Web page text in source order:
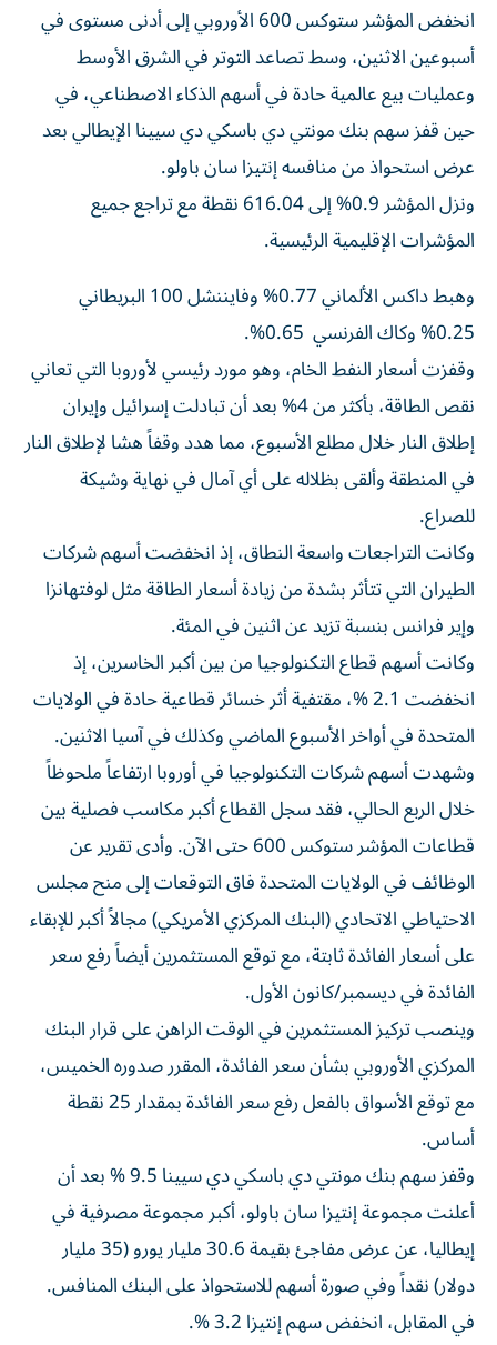
انخفض المؤشر ستوكس 600 الأوروبي إلى أدنى مستوى في
أسبوعين الاثنين، وسط تصاعد التوتر في الشرق الأوسط
وعمليات بيع عالمية ‌حادة في أسهم الذكاء الاصطناعي، في
حين قفز سهم بنك مونتي دي ​باسكي ⁠دي سيينا الإيطالي بعد
عرض استحواذ من منافسه إنتيزا ‌سان باولو.
ونزل المؤشر 0.9% إلى 616.04 نقطة مع تراجع جميع
المؤشرات الإقليمية الرئيسية.
وهبط داكس الألماني 0.77% وفايننشل 100 البريطاني
0.25% وكاك الفرنسي 0.65%.
وقفزت أسعار النفط الخام، وهو مورد رئيسي ‌لأوروبا التي تعاني
نقص الطاقة، بأكثر من 4% بعد أن ⁠تبادلت إسرائيل وإيران
إطلاق النار خلال مطلع الأسبوع، مما هدد وقفاً هشا لإطلاق النار
في المنطقة وألقى بظلاله على أي آمال في نهاية وشيكة
للصراع.
وكانت التراجعات واسعة النطاق، إذ انخفضت أسهم شركات
الطيران التي تتأثر بشدة من زيادة أسعار الطاقة مثل لوفتهانزا
وإير فرانس بنسبة ​تزيد عن اثنين في المئة.
وكانت أسهم قطاع التكنولوجيا من بين ‌أكبر الخاسرين، إذ
انخفضت 2.1 %، مقتفية أثر خسائر قطاعية حادة في الولايات
المتحدة في أواخر الأسبوع الماضي وكذلك في آسيا الاثنين.
وشهدت ⁠أسهم شركات التكنولوجيا في أوروبا ارتفاعاً ملحوظاً
خلال الربع الحالي، فقد سجل القطاع أكبر مكاسب فصلية بين
قطاعات المؤشر ستوكس 600 حتى الآن. وأدى تقرير عن ​
الوظائف ‌في الولايات المتحدة فاق التوقعات إلى منح مجلس
الاحتياطي الاتحادي (البنك المركزي ‌الأمريكي) مجالاً أكبر للإبقاء
على أسعار الفائدة ثابتة، مع توقع المستثمرين أيضاً رفع سعر
الفائدة في ديسمبر/كانون الأول.
وينصب تركيز المستثمرين في الوقت الراهن ‌على قرار البنك
المركزي ‌الأوروبي بشأن سعر الفائدة، المقرر ⁠صدوره الخميس،
مع توقع الأسواق بالفعل رفع سعر ‌الفائدة بمقدار 25 نقطة
أساس.
وقفز سهم بنك مونتي دي باسكي دي سيينا 9.5 % بعد أن
أعلنت مجموعة إنتيزا ⁠سان باولو، أكبر مجموعة مصرفية في
إيطاليا، عن ​عرض مفاجئ بقيمة 30.6 مليار يورو (35 مليار
دولار) نقداً وفي صورة أسهم للاستحواذ على البنك المنافس.
في المقابل، انخفض سهم ⁠إنتيزا 3.2 %.